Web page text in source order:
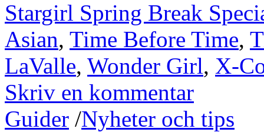
Stargirl Spring Break
Asian, Time Before Time,
LaValle, Wonder Girl, X-
Skriv en kommentar
Guider /Nyheter och tips